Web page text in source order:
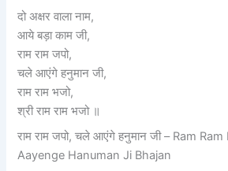
दो अक्षर वाला नाम,
आये बड़ा काम जी,
राम राम जपो,
चले आएंगे हनुमान जी,
राम राम भजो,
श्री राम राम भजो ॥
राम राम जपो, चले आएंगे हनुमान जी – Ram
Aayenge Hanuman Ji Bhajan